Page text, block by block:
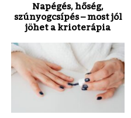
Napégés, hőség,
szúnyogcsípés – most jól
jöhet a krioterápia